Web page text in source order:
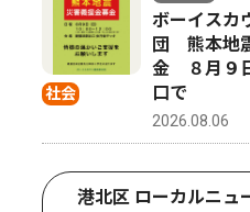
社会
ボーイスカ
団 熊本地
金 ８月９
口で
2026.08.06
港北区 ローカルニュ